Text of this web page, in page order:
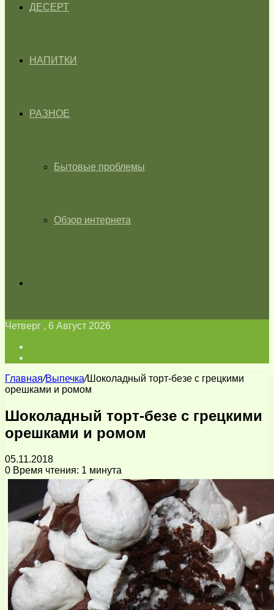
ДЕСЕРТ
НАПИТКИ
РАЗНОЕ
Бытовые проблемы
Обзор интернета
Четверг , 6 Август 2026
Главная/Выпечка/Шоколадный торт-безе с грецкими
орешками и ромом
Шоколадный торт-безе с грецкими
орешками и ромом
05.11.2018
0 Время чтения: 1 минута